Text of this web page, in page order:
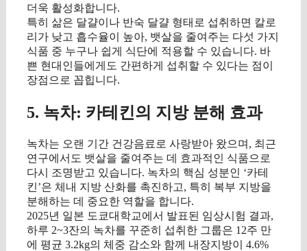
더욱 활성화합니다.
특히 삶은 달걀이나 반숙 달걀 형태로 섭취하면 칼로
리가 낮고 흡수율이 높아, 뱃살을 줄여주는 다섯 가지
식품 중 누구나 쉽게 식단에 적용할 수 있습니다. 바
쁜 현대인들에게도 간편하게 섭취할 수 있다는 점이
장점으로 꼽힙니다.
5. 녹차: 카테킨의 지방 분해 효과
녹차는 오랜 기간 건강음료로 사랑받아 왔으며, 최근
연구에서도 뱃살을 줄여주는 데 효과적인 식품으로
다시 조명받고 있습니다. 녹차의 핵심 성분인 ‘카테
킨’은 체내 지방 산화를 촉진하고, 특히 복부 지방을
분해하는 데 중요한 역할을 합니다.
2025년 일본 도쿄대학교에서 발표된 임상시험 결과,
하루 2~3잔의 녹차를 꾸준히 섭취한 그룹은 12주 만
에 평균 3.2kg의 체중 감소와 함께 내장지방이 4.6%